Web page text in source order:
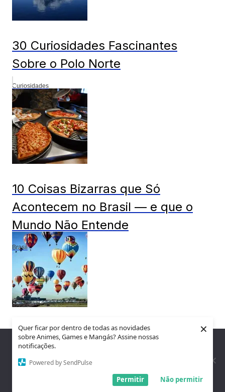
Quer ficar por dentro de todas as novidades
sobre Animes, Games e Mangás? Assine nossas
notificações.
Powered by SendPulse
Não permitir
Permitir
×
30 Curiosidades Fascinantes
Sobre o Polo Norte
Curiosidades
10 Coisas Bizarras que Só
Acontecem no Brasil — e que o
Mundo Não Entende
Brasil
Dia do Balonismo em Torres, RS
Nós utilizamos cookies para garantir que você tenha a melhor
experiência em nosso site. Se você continua a usar este site,
assumimos que você está satisfeito.
Entendi!